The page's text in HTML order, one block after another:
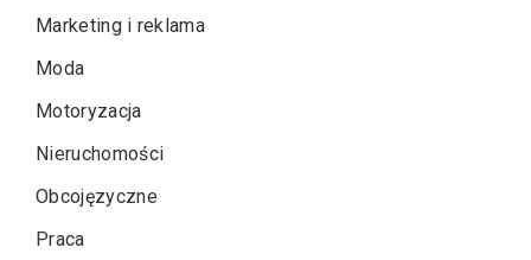
Marketing i reklama
Moda
Motoryzacja
Nieruchomości
Obcojęzyczne
Praca